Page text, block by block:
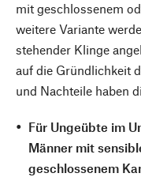
mit geschlossenem
weitere Variante
stehender Klinge
auf die Gründlichkeit
und Nachteile haben
Für Ungeübte im
Männer mit
geschlossenem